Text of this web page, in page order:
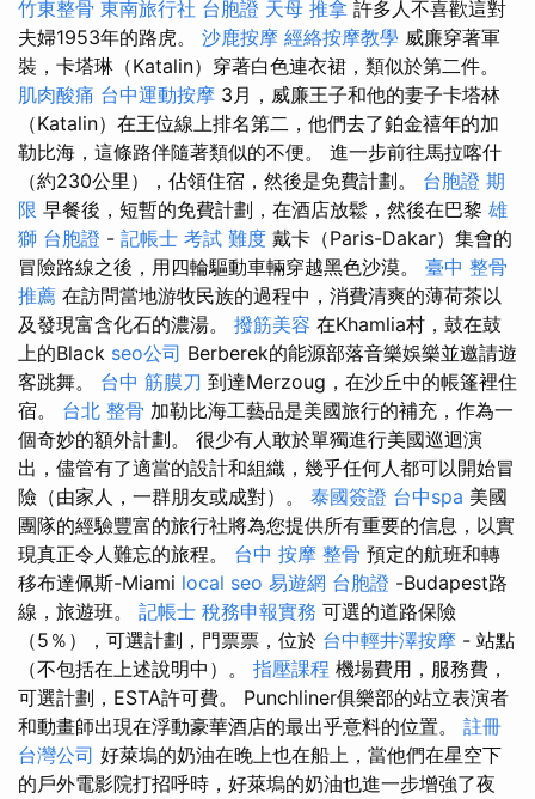
竹東整骨 東南旅行社 台胞證 天母 推拿 許多人不喜歡這對
夫婦1953年的路虎。 沙鹿按摩 經絡按摩教學 威廉穿著軍
裝，卡塔琳（Katalin）穿著白色連衣裙，類似於第二件。
肌肉酸痛 台中運動按摩 3月，威廉王子和他的妻子卡塔林
（Katalin）在王位線上排名第二，他們去了鉑金禧年的加
勒比海，這條路伴隨著類似的不便。 進一步前往馬拉喀什
（約230公里），佔領住宿，然後是免費計劃。 台胞證 期
限 早餐後，短暫的免費計劃，在酒店放鬆，然後在巴黎 雄
獅 台胞證 - 記帳士 考試 難度 戴卡（Paris-Dakar）集會的
冒險路線之後，用四輪驅動車輛穿越黑色沙漠。 臺中 整骨
推薦 在訪問當地游牧民族的過程中，消費清爽的薄荷茶以
及發現富含化石的濃湯。 撥筋美容 在Khamlia村，鼓在鼓
上的Black seo公司 Berberek的能源部落音樂娛樂並邀請遊
客跳舞。 台中 筋膜刀 到達Merzoug，在沙丘中的帳篷裡住
宿。 台北 整骨 加勒比海工藝品是美國旅行的補充，作為一
個奇妙的額外計劃。 很少有人敢於單獨進行美國巡迴演
出，儘管有了適當的設計和組織，幾乎任何人都可以開始冒
險（由家人，一群朋友或成對）。 泰國簽證 台中spa 美國
團隊的經驗豐富的旅行社將為您提供所有重要的信息，以實
現真正令人難忘的旅程。 台中 按摩 整骨 預定的航班和轉
移布達佩斯-Miami local seo 易遊網 台胞證 -Budapest路
線，旅遊班。 記帳士 稅務申報實務 可選的道路保險
（5％），可選計劃，門票票，位於 台中輕井澤按摩 - 站點
（不包括在上述說明中）。 指壓課程 機場費用，服務費，
可選計劃，ESTA許可費。 Punchliner俱樂部的站立表演者
和動畫師出現在浮動豪華酒店的最出乎意料的位置。 註冊
台灣公司 好萊塢的奶油在晚上也在船上，當他們在星空下
的戶外電影院打招呼時，好萊塢的奶油也進一步增強了夜